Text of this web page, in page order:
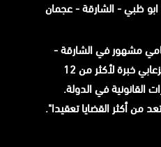
ظبي - الشارقة - عجمان
"0505225262 " محامي مشهور في الشارقة -
المحامي محمد الزعابي خبرة لأكثر من 12
القانونية في الدولة.
ناجحة وتعد من أكثر القضايا تعقيدا".